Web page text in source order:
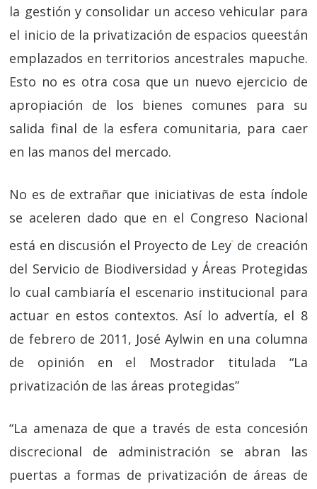
la gestión y consolidar un acceso vehicular para
el inicio de la privatización de espacios queestán
emplazados en territorios ancestrales mapuche.
Esto no es otra cosa que un nuevo ejercicio de
apropiación de los bienes comunes para su
salida final de la esfera comunitaria, para caer
en las manos del mercado.
No es de extrañar que iniciativas de esta índole
se aceleren dado que en el Congreso Nacional
está en discusión el Proyecto de Leyiiide creación
del Servicio de Biodiversidad y Áreas Protegidas
lo cual cambiaría el escenario institucional para
actuar en estos contextos. Así lo advertía, el 8
de febrero de 2011, José Aylwin en una columna
de opinión en el Mostrador titulada “La
privatización de las áreas protegidas”
“La amenaza de que a través de esta concesión
discrecional de administración se abran las
puertas a formas de privatización de áreas de